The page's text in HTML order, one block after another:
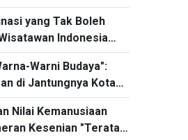
yang Tak Boleh
Indonesia
ke Vietnam
Warni Budaya":
di Jantungnya Kota
Nilai Kemanusiaan
Kesenian "Teratai